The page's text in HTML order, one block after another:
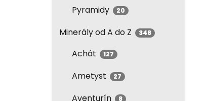
Pyramidy 20
Minerály od A do Z 348
Achát 127
Ametyst 27
Aventurín 8